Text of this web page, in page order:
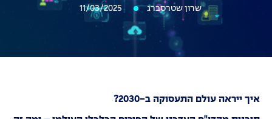
שרון שטרסברג 11/03/2025
איך ייראה עולם התעסוקה ב-2030?